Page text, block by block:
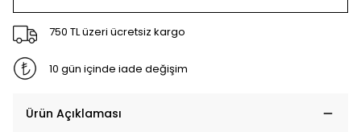
750 TL üzeri ücretsiz kargo
10 gün içinde iade değişim
Ürün Açıklaması